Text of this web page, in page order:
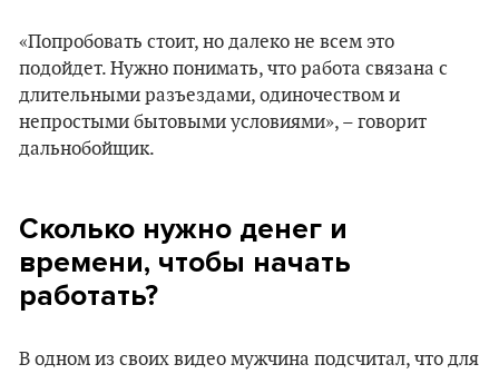
«Попробовать стоит, но далеко не всем это
подойдет. Нужно понимать, что работа связана с
длительными разъездами, одиночеством и
непростыми бытовыми условиями», – говорит
дальнобойщик.
Сколько нужно денег и
времени, чтобы начать
работать?
В одном из своих видео мужчина подсчитал, что для